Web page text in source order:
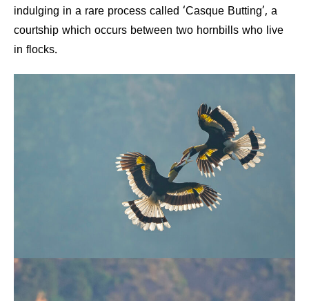
indulging in a rare process called ‘Casque Butting’, a
courtship which occurs between two hornbills who live
in flocks.